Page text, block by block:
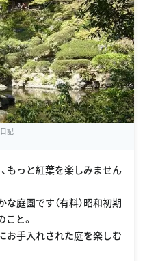
記
もっと紅葉を楽しみません
庭園です（有料）昭和初期
と。
お手入れされた庭を楽しむ